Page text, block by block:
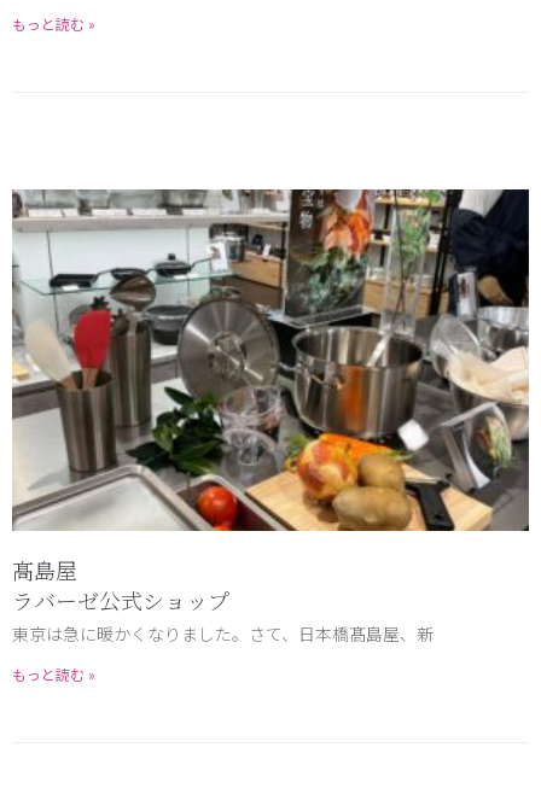
もっと読む »
髙島屋
ラバーゼ公式ショップ
東京は急に暖かくなりました。さて、日本橋髙島屋、新
もっと読む »